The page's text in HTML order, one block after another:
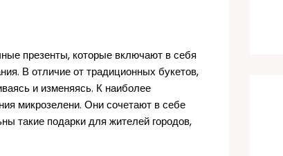
презенты, которые включают в себя
В отличие от традиционных букетов,
и изменяясь. К наиболее
микрозелени. Они сочетают в себе
такие подарки для жителей городов,